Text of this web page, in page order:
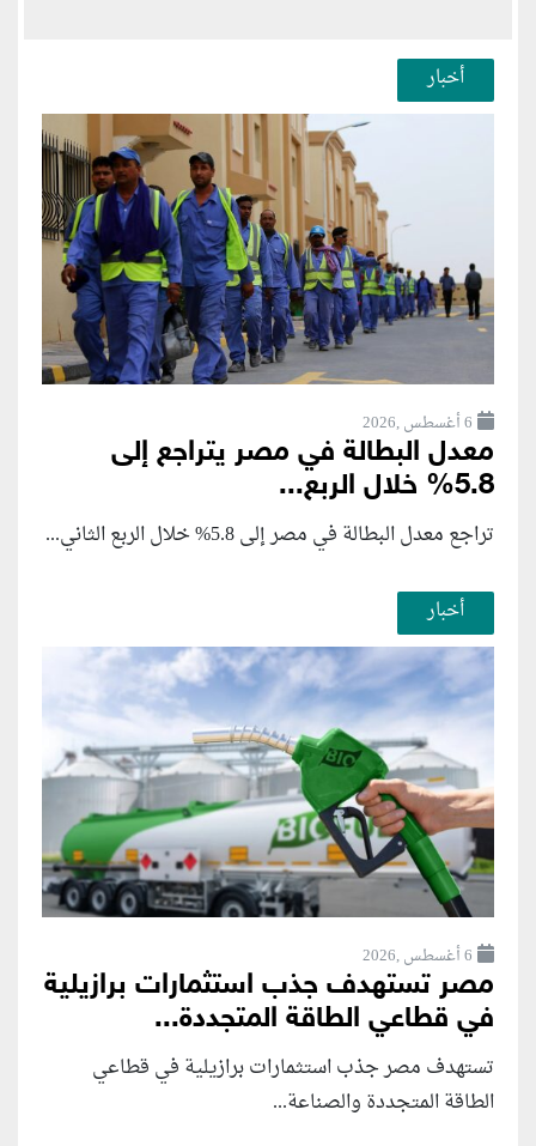
أخبار
6 أغسطس ,2026
معدل البطالة في مصر يتراجع إلى
5.8% خلال الربع...
تراجع معدل البطالة في مصر إلى 5.8% خلال الربع الثاني...
أخبار
6 أغسطس ,2026
مصر تستهدف جذب استثمارات برازيلية
في قطاعي الطاقة المتجددة...
تستهدف مصر جذب استثمارات برازيلية في قطاعي
الطاقة المتجددة والصناعة...